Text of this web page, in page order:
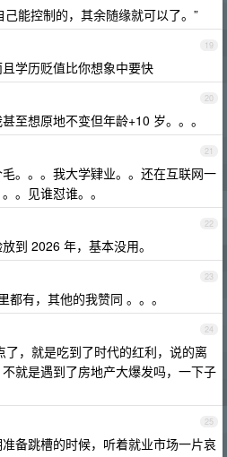
能控制的，其余随缘就可以了。”
19
学历贬值比你想象中要快
20
至想原地不变但年龄+10 岁。。。
21
。。。我大学肄业。。还在互联网一
。见谁怼谁。。
22
到 2026 年，基本没用。
23
都有，其他的我赞同 。。。
24
了，就是吃到了时代的红利，说的离
就是遇到了房地产大爆发吗，一下子
25
备跳槽的时候，听着就业市场一片哀